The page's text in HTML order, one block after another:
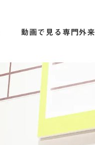
動画で見る専門外来